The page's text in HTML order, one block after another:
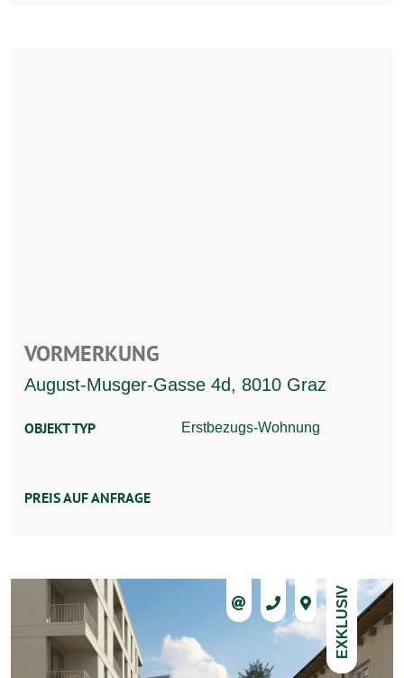
VORMERKUNG
August-Musger-Gasse 4d, 8010 Graz
OBJEKT TYP Erstbezugs-Wohnung
PREIS AUF ANFRAGE
EXKLUSIV